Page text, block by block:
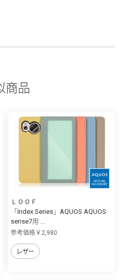
商品
ＬＯＯＦ
「Index Series」AQUOS AQUOS
sense7用 ...
参考価格￥2,980
レザー